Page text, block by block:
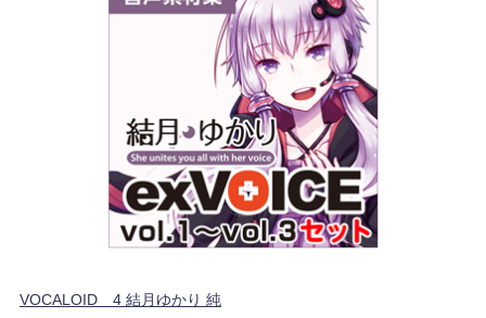
VOCALOID™4 結月ゆかり 純